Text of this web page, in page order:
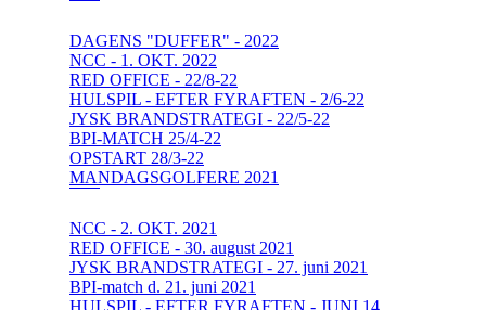
DAGENS "DUFFER" - 2022
NCC - 1. OKT. 2022
RED OFFICE - 22/8-22
HULSPIL - EFTER FYRAFTEN - 2/6-22
JYSK BRANDSTRATEGI - 22/5-22
BPI-MATCH 25/4-22
OPSTART 28/3-22
MANDAGSGOLFERE 2021
NCC - 2. OKT. 2021
RED OFFICE - 30. august 2021
JYSK BRANDSTRATEGI - 27. juni 2021
BPI-match d. 21. juni 2021
HULSPIL - EFTER FYRAFTEN - JUNI 14